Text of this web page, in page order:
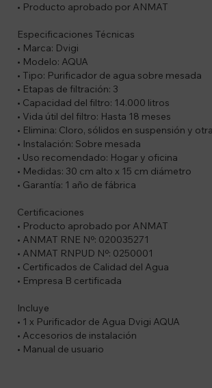
• Producto aprobado por ANMAT
Especificaciones Técnicas
• Marca: Dvigi
• Modelo: AQUA
• Tipo: Purificador de agua sobre mesada
• Etapas de filtración: 3
• Capacidad del filtro: 14.000 litros
• Vida útil del filtro: Hasta 18 meses
• Elimina: Cloro, sólidos en suspensión y
• Instalación: Sobre mesada
• Uso recomendado: Hogar y oficina
• Medidas: 30 cm alto x 15 cm diámetro
• Garantía: 1 año de fábrica
Certificaciones
• Producto aprobado por ANMAT
• ANMAT RNE Nº: 020035271
• ANMAT RNPUD Nº: 0250001
• Certificados de Calidad del Agua
• Empresa B certificada
Incluye
• 1 x Purificador de Agua Dvigi AQUA
• Accesorios de instalación
• Manual de usuario